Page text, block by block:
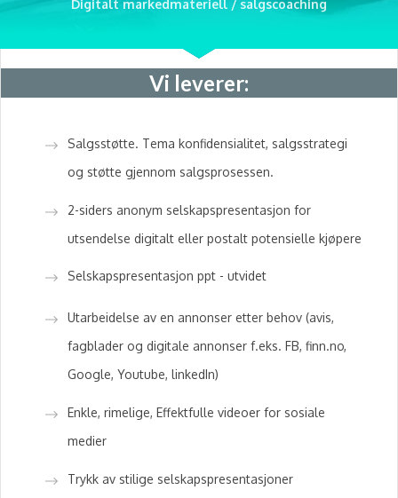
Digitalt markedmateriell / salgscoaching
Vi leverer:
Salgsstøtte. Tema konfidensialitet, salgsstrategi
og støtte gjennom salgsprosessen.
2-siders anonym selskapspresentasjon for
utsendelse digitalt eller postalt potensielle kjøpere
Selskapspresentasjon ppt - utvidet
Utarbeidelse av en annonser etter behov (avis,
fagblader og digitale annonser f.eks. FB, finn.no,
Google, Youtube, linkedIn)
Enkle, rimelige, Effektfulle videoer for sosiale
medier
Trykk av stilige selskapspresentasjoner